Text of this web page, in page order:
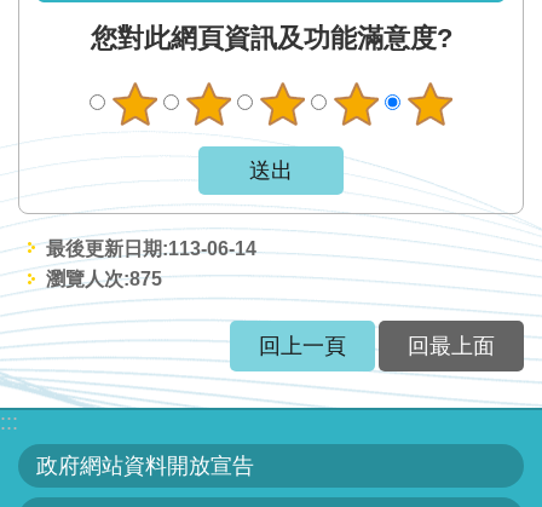
您對此網頁資訊及功能滿意度?
最後更新日期:113-06-14
瀏覽人次:875
回上一頁 回最上面
:::
政府網站資料開放宣告